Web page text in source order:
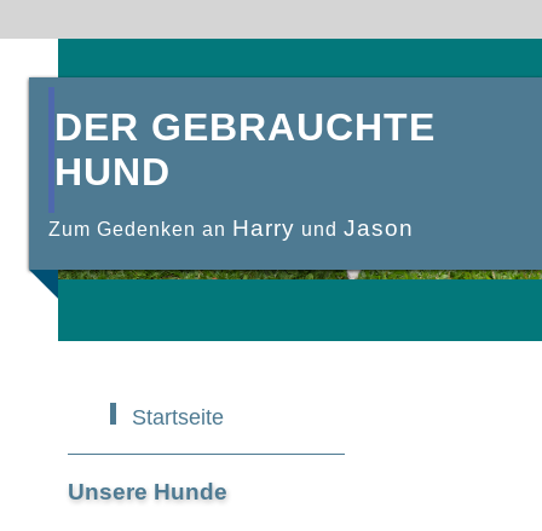
DER GEBRAUCHTE
HUND
Zum Gedenken an Harry und Jason
Startseite
Unsere Hunde